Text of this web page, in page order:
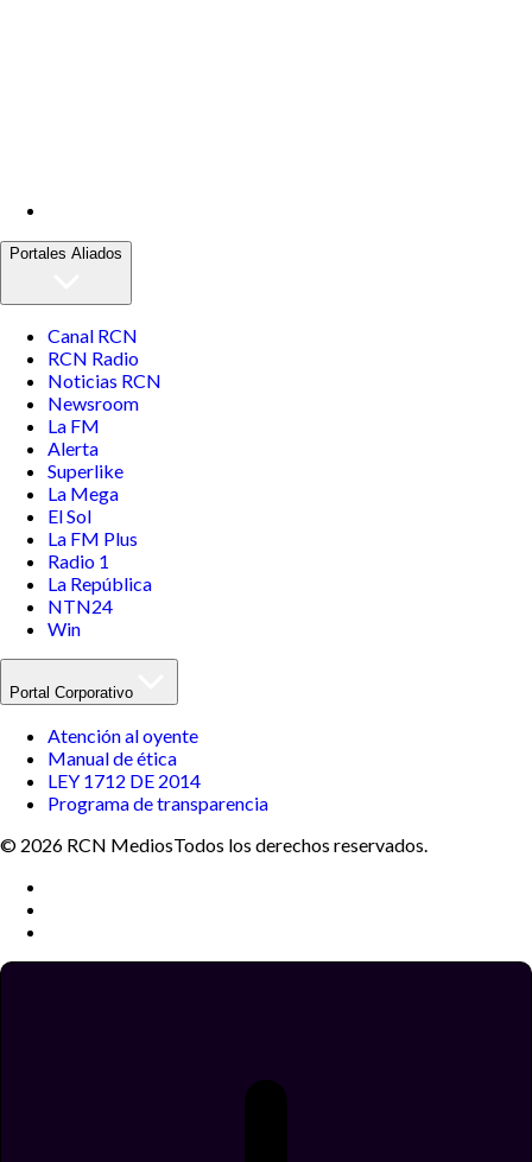
Portales Aliados
Canal RCN
RCN Radio
Noticias RCN
Newsroom
La FM
Alerta
Superlike
La Mega
El Sol
La FM Plus
Radio 1
La República
NTN24
Win
Portal Corporativo
Atención al oyente
Manual de ética
LEY 1712 DE 2014
Programa de transparencia
© 2026 RCN MediosTodos los derechos reservados.